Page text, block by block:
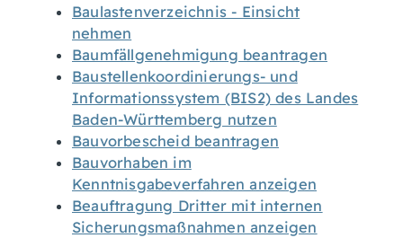
Baulastenverzeichnis - Einsicht
nehmen
Baumfällgenehmigung beantragen
Baustellenkoordinierungs- und
Informationssystem (BIS2) des Landes
Baden-Württemberg nutzen
Bauvorbescheid beantragen
Bauvorhaben im
Kenntnisgabeverfahren anzeigen
Beauftragung Dritter mit internen
Sicherungsmaßnahmen anzeigen